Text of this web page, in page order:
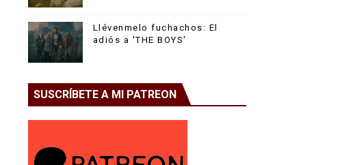
Llévenmelo fuchachos: El
adiós a 'THE BOYS'
SUSCRÍBETE A MI PATREON